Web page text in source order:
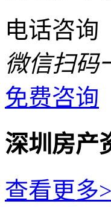
电话咨询
微信扫码
免费咨询
深圳房产
查看更多>